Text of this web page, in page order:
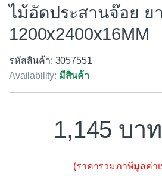
ไม้อัดประสานจ๊อย ย
1200x2400x16MM
รหัสสินค้า: 3057551
Availability: มีสินค้า
1,145
(ราคารวมภาษีมูลค่า